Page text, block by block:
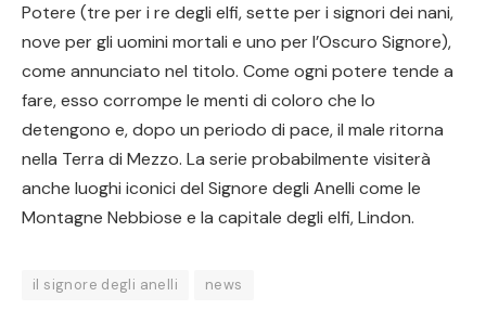
Potere (tre per i re degli elfi, sette per i signori dei nani,
nove per gli uomini mortali e uno per l’Oscuro Signore),
come annunciato nel titolo. Come ogni potere tende a
fare, esso corrompe le menti di coloro che lo
detengono e, dopo un periodo di pace, il male ritorna
nella Terra di Mezzo. La serie probabilmente visiterà
anche luoghi iconici del Signore degli Anelli come le
Montagne Nebbiose e la capitale degli elfi, Lindon.
il signore degli anelli news